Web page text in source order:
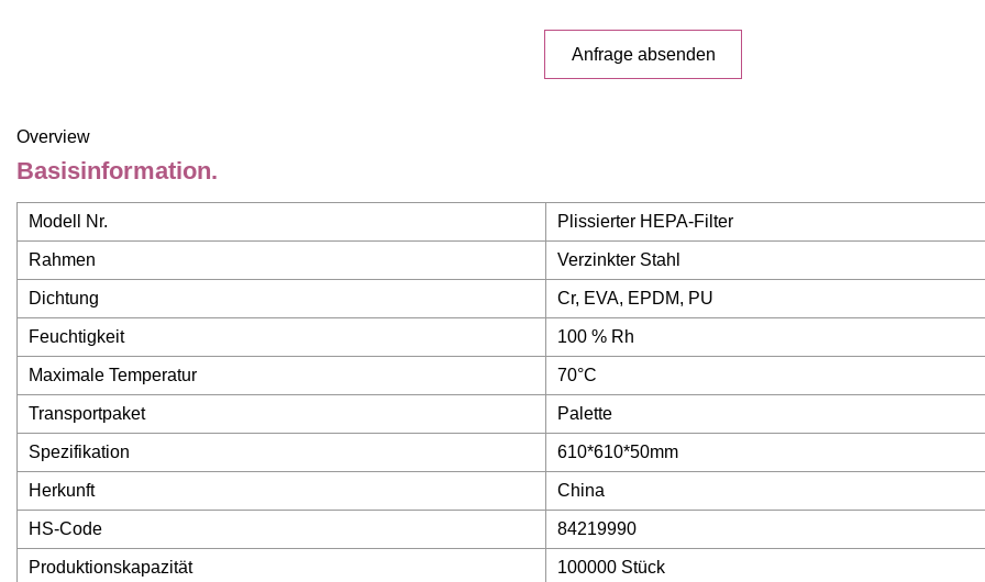
Anfrage absenden
Overview
Basisinformation.
Modell Nr. Plissierter HEPA-Filter
Rahmen Verzinkter Stahl
Dichtung Cr, EVA, EPDM, PU
Feuchtigkeit 100 % Rh
Maximale Temperatur 70°C
Transportpaket Palette
Spezifikation 610*610*50mm
Herkunft China
HS-Code 84219990
Produktionskapazität 100000 Stück